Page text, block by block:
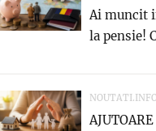
Ai muncit
la pensie!